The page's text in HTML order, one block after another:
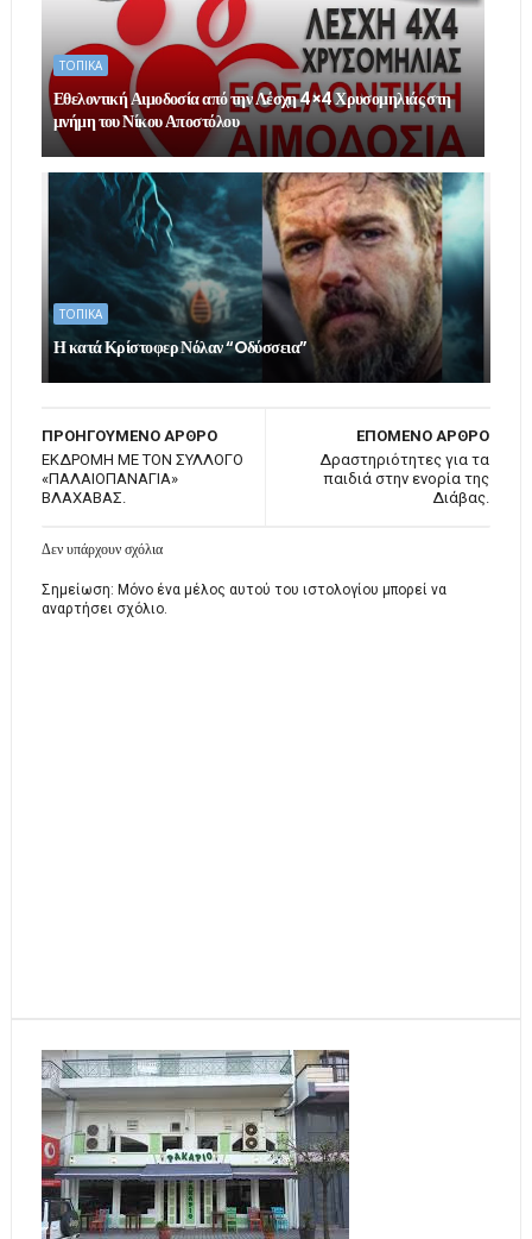
ΤΟΠΙΚΑ
Εθελοντική Αιμοδοσία από την Λέσχη 4×4 Χρυσομηλιάς στη
μνήμη του Νίκου Αποστόλου
ΤΟΠΙΚΑ
Η κατά Κρίστοφερ Νόλαν “Oδύσσεια”
ΕΠΟΜΕΝΟ ΑΡΘΡΟ
Δραστηριότητες για τα
παιδιά στην ενορία της
Διάβας.
ΠΡΟΗΓΟΥΜΕΝΟ ΑΡΘΡΟ
ΕΚΔΡΟΜΗ ΜΕ ΤΟΝ ΣΥΛΛΟΓΟ
«ΠΑΛΑΙΟΠΑΝΑΓΙΑ»
ΒΛΑΧΑΒΑΣ.
Δεν υπάρχουν σχόλια
Σημείωση: Μόνο ένα μέλος αυτού του ιστολογίου μπορεί να
αναρτήσει σχόλιο.